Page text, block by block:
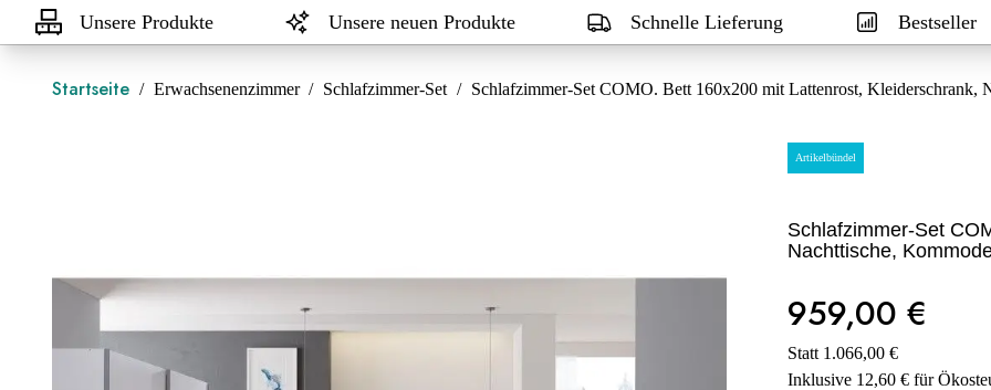
Unsere Produkte Unsere neuen Produkte Schnelle Lieferung Bestseller
Startseite Erwachsenenzimmer Schlafzimmer-Set Schlafzimmer-Set COMO. Bett 160x200 mit Lattenrost, Kleiderschrank,
Artikelbündel
Schlafzimmer-Set
Nachttische,
959,00 €
Statt 1.066,00 €
Inklusive 12,60 € für